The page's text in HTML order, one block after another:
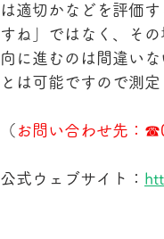
は適切かなどを評価
すね」ではなく、そ
向に進むのは間違い
とは可能ですので測
（ お問い合わせ先：
公式ウェブサイト：